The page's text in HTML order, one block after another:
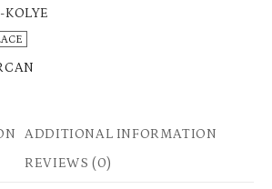
ADDITIONAL INFORMATION
REVIEWS (0)